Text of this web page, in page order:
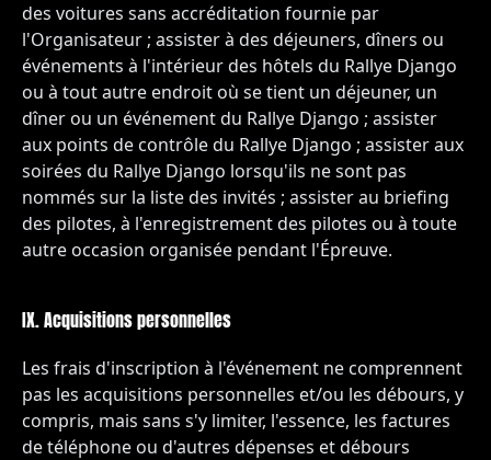
des voitures sans accréditation fournie par
l'Organisateur ; assister à des déjeuners, dîners ou
événements à l'intérieur des hôtels du Rallye Django
ou à tout autre endroit où se tient un déjeuner, un
dîner ou un événement du Rallye Django ; assister
aux points de contrôle du Rallye Django ; assister aux
soirées du Rallye Django lorsqu'ils ne sont pas
nommés sur la liste des invités ; assister au briefing
des pilotes, à l'enregistrement des pilotes ou à toute
autre occasion organisée pendant l'Épreuve.
IX. Acquisitions personnelles
Les frais d'inscription à l'événement ne comprennent
pas les acquisitions personnelles et/ou les débours, y
compris, mais sans s'y limiter, l'essence, les factures
de téléphone ou d'autres dépenses et débours